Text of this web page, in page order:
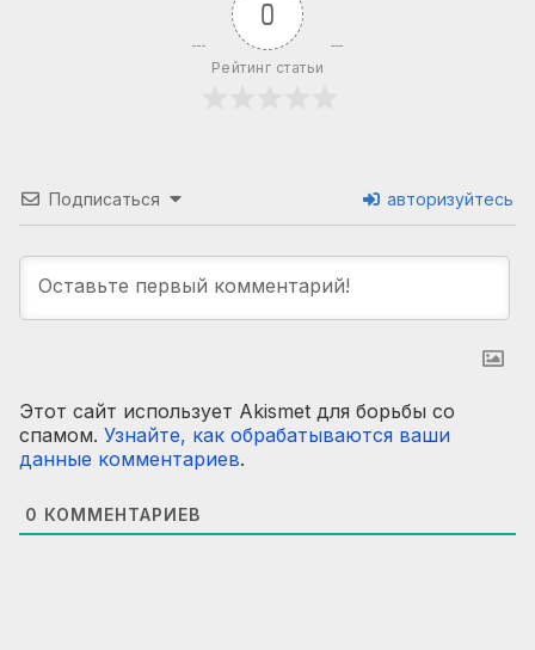
0
Рейтинг статьи
Подписаться авторизуйтесь
Этот сайт использует Akismet для борьбы со
спамом. Узнайте, как обрабатываются ваши
данные комментариев.
0 КОММЕНТАРИЕВ